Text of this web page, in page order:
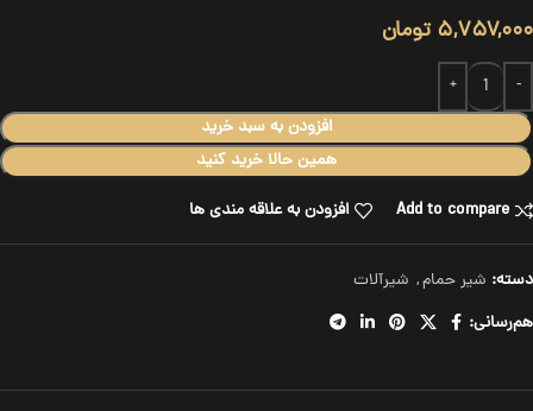
۵,۷۵۷,۰۰۰ تومان
افزودن به سبد خرید
همین حالا خرید کنید
Add to compare
افزودن به علاقه مندی ها
دسته: شیر حمام, شیرآلات
هم‌رسانی: